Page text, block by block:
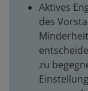
Aktives
des
zu